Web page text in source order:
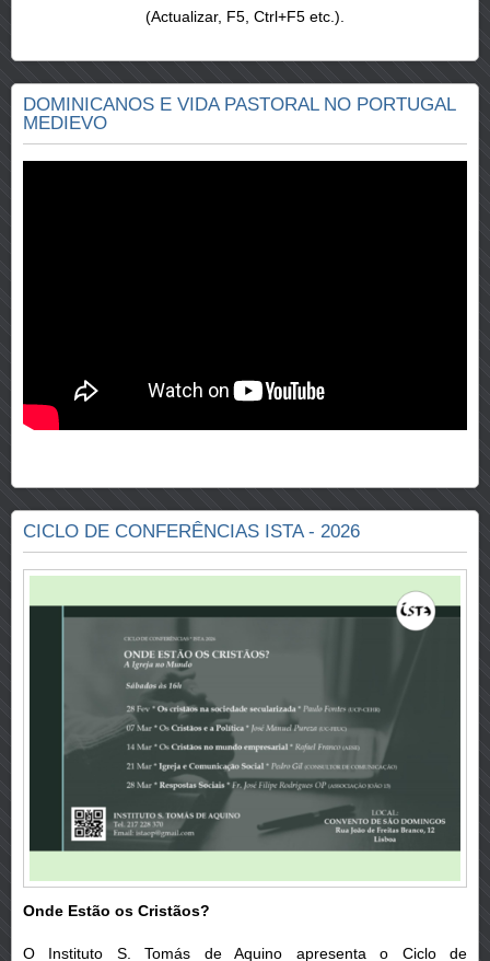
(Actualizar, F5, Ctrl+F5 etc.).
DOMINICANOS E VIDA PASTORAL NO PORTUGAL
MEDIEVO
CICLO DE CONFERÊNCIAS ISTA - 2026
Onde Estão os Cristãos?
O Instituto S. Tomás de Aquino apresenta o Ciclo de